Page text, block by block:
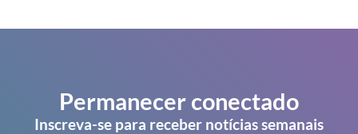
Permanecer conectado
Inscreva-se para receber notícias semanais